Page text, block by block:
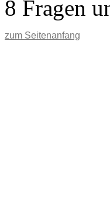
8 Fragen
zum Seitenanfang